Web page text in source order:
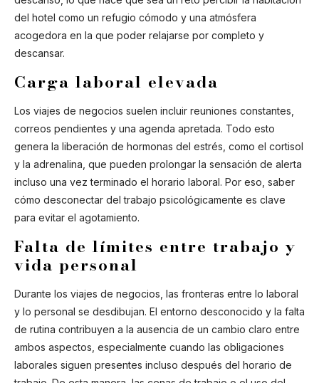
del hotel como un refugio cómodo y una atmósfera
acogedora en la que poder relajarse por completo y
descansar.
Carga laboral elevada
Los viajes de negocios suelen incluir reuniones constantes,
correos pendientes y una agenda apretada. Todo esto
genera la liberación de hormonas del estrés, como el cortisol
y la adrenalina, que pueden prolongar la sensación de alerta
incluso una vez terminado el horario laboral. Por eso, saber
cómo desconectar del trabajo psicológicamente es clave
para evitar el agotamiento.
Falta de límites entre trabajo y
vida personal
Durante los viajes de negocios, las fronteras entre lo laboral
y lo personal se desdibujan. El entorno desconocido y la falta
de rutina contribuyen a la ausencia de un cambio claro entre
ambos aspectos, especialmente cuando las obligaciones
laborales siguen presentes incluso después del horario de